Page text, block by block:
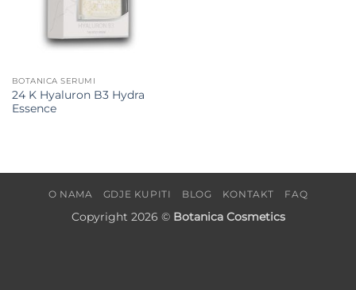
BOTANICA SERUMI
24 K Hyaluron B3 Hydra
Essence
O NAMA GDJE KUPITI BLOG KONTAKT FAQ
Copyright 2026 © Botanica Cosmetics